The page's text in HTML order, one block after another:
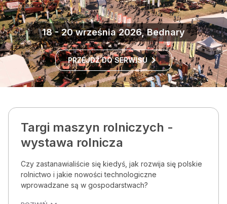
18 - 20 września 2026, Bednary
PRZEJDŹ DO SERWISU
Targi maszyn rolniczych -
wystawa rolnicza
Czy zastanawialiście się kiedyś, jak rozwija się polskie
rolnictwo i jakie nowości technologiczne
wprowadzane są w gospodarstwach?